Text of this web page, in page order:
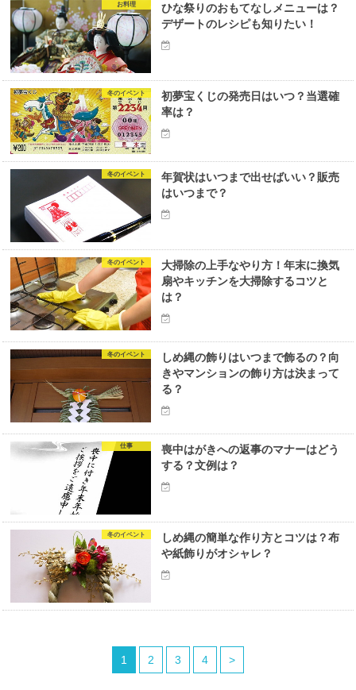
お料理
ひな祭りのおもてなしメニューは？
デザートのレシピも知りたい！
冬のイベント
初夢宝くじの発売日はいつ？当選確
率は？
冬のイベント
年賀状はいつまで出せばいい？販売
はいつまで？
冬のイベント
大掃除の上手なやり方！年末に換気
扇やキッチンを大掃除するコツと
は？
冬のイベント
しめ縄の飾りはいつまで飾るの？向
きやマンションの飾り方は決まって
る？
仕事
喪中はがきへの返事のマナーはどう
する？文例は？
冬のイベント
しめ縄の簡単な作り方とコツは？布
や紙飾りがオシャレ？
1 2 3 4 >